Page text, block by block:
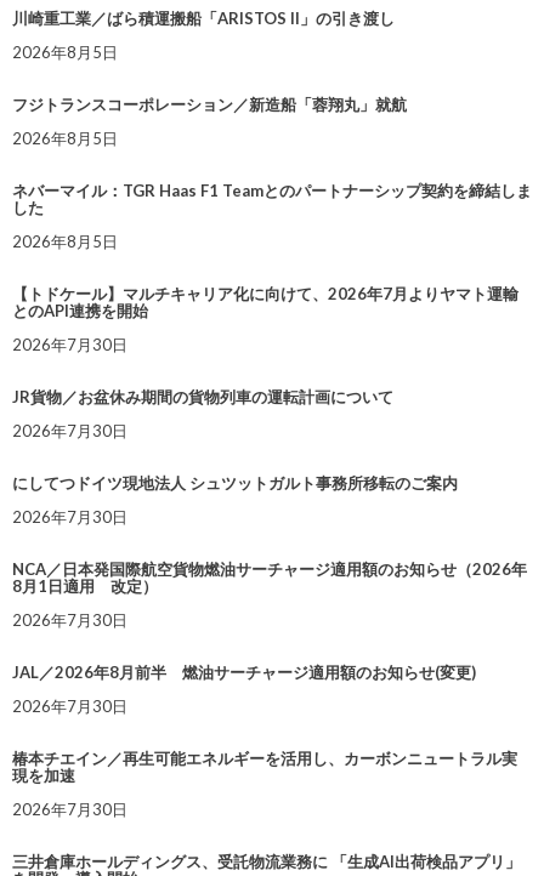
川崎重工業／ばら積運搬船「ARISTOS II」の引き渡し
2026年8月5日
フジトランスコーポレーション／新造船「蓉翔丸」就航
2026年8月5日
ネバーマイル：TGR Haas F1 Teamとのパートナーシップ契約を締結しま
した
2026年8月5日
【トドケール】マルチキャリア化に向けて、2026年7月よりヤマト運輸
とのAPI連携を開始
2026年7月30日
JR貨物／お盆休み期間の貨物列車の運転計画について
2026年7月30日
にしてつドイツ現地法人 シュツットガルト事務所移転のご案内
2026年7月30日
NCA／日本発国際航空貨物燃油サーチャージ適用額のお知らせ（2026年
8月1日適用 改定）
2026年7月30日
JAL／2026年8月前半 燃油サーチャージ適用額のお知らせ(変更)
2026年7月30日
椿本チエイン／再生可能エネルギーを活用し、カーボンニュートラル実
現を加速
2026年7月30日
三井倉庫ホールディングス、受託物流業務に 「生成AI出荷検品アプリ」